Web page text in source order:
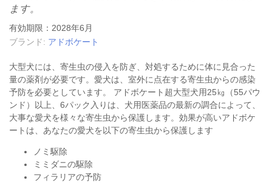
ます。
有効期限：2028年6月
ブランド: アドボケート
大型犬には、寄生虫の侵入を防ぎ、対処するために体に見合った
量の薬剤が必要です。愛犬は、室外に点在する寄生虫からの感染
予防を必要としています。 アドボケート超大型犬用25㎏（55パウ
ンド）以上、6パック入りは、犬用医薬品の最新の調合によって、
大事な愛犬を様々な寄生虫から保護します。効果が高いアドボケ
ートは、あなたの愛犬を以下の寄生虫から保護します
ノミ駆除
ミミダニの駆除
フィラリアの予防